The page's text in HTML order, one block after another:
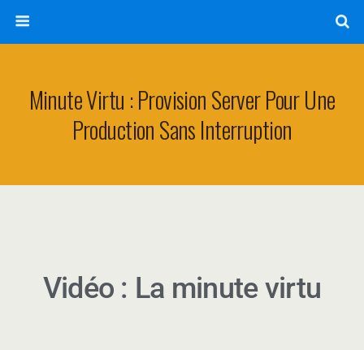
Minute Virtu : Provision Server Pour Une
Production Sans Interruption
Vidéo : La minute virtu